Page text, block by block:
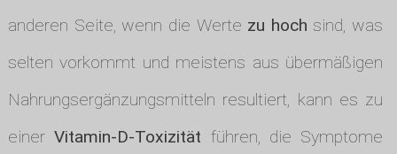
anderen Seite, wenn die Werte zu hoch sind, was
selten vorkommt und meistens aus übermäßigen
Nahrungsergänzungsmitteln resultiert, kann es zu
einerVitamin-D-Toxizität führen, die Symptome